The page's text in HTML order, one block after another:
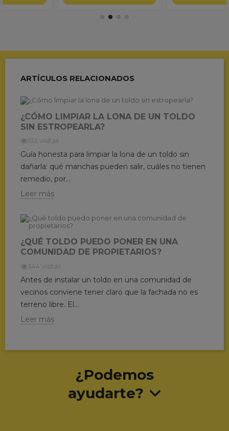
ARTÍCULOS RELACIONADOS
¿CÓMO LIMPIAR LA LONA DE UN TOLDO
SIN ESTROPEARLA?
1113 visitas
Guía honesta para limpiar la lona de un toldo sin
dañarla: qué manchas pueden salir, cuáles no tienen
remedio, por...
Leer más
¿QUÉ TOLDO PUEDO PONER EN UNA
COMUNIDAD DE PROPIETARIOS?
344 visitas
Antes de instalar un toldo en una comunidad de
vecinos conviene tener claro que la fachada no es
terreno libre. El...
Leer más
¿Podemos
ayudarte?